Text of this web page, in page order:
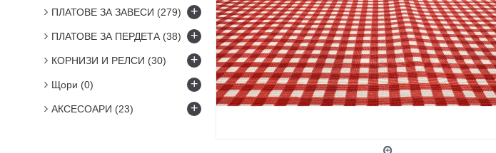
ПЛАТОВЕ ЗА ЗАВЕСИ (279) +
ПЛАТОВЕ ЗА ПЕРДЕТА (38) +
КОРНИЗИ И РЕЛСИ (30) +
Щори (0) +
АКСЕСОАРИ (23) +